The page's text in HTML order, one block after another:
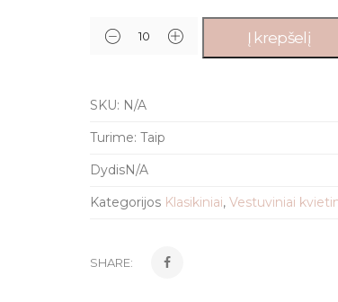
Į krepšelį
SKU: N/A
Turime: Taip
DydisN/A
Kategorijos Klasikiniai,Vestuviniai
SHARE: